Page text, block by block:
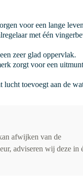
voor een lange
met één
zeer glad oppervlak.
zorgt voor een
lucht toevoegt aan de
afwijken van de
adviseren wij deze in